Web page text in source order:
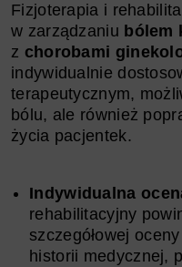
Fizjoterapia i
w zarządzaniu bólem
z chorobami
indywidualnie
terapeutycznym,
bólu, ale również
życia pacjentek.
Indywidualna
rehabilitacyjny
szczegółowej
historii medycznej,